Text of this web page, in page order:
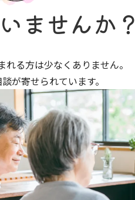
ませんか？
る方は少なくありません。
が寄せられています。